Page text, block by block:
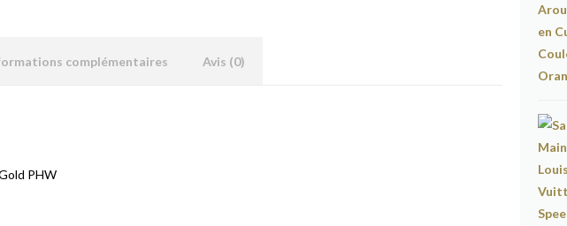
complémentaires Avis (0)
PHW